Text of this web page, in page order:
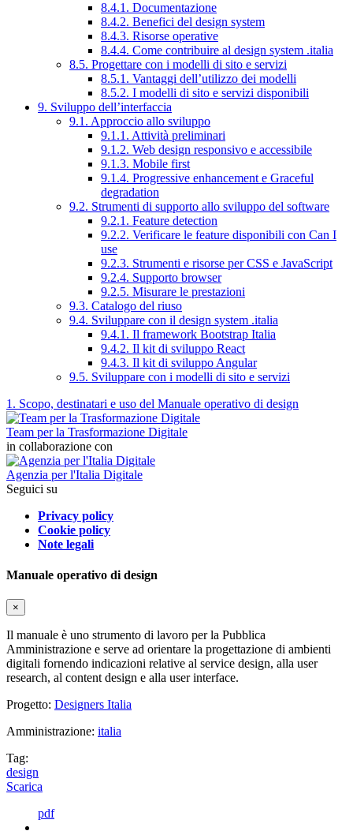
8.4.1. Documentazione
8.4.2. Benefici del design system
8.4.3. Risorse operative
8.4.4. Come contribuire al design system .italia
8.5. Progettare con i modelli di sito e servizi
8.5.1. Vantaggi dell’utilizzo dei modelli
8.5.2. I modelli di sito e servizi disponibili
9. Sviluppo dell’interfaccia
9.1. Approccio allo sviluppo
9.1.1. Attività preliminari
9.1.2. Web design responsivo e accessibile
9.1.3. Mobile first
9.1.4. Progressive enhancement e Graceful
degradation
9.2. Strumenti di supporto allo sviluppo del software
9.2.1. Feature detection
9.2.2. Verificare le feature disponibili con Can I
use
9.2.3. Strumenti e risorse per CSS e JavaScript
9.2.4. Supporto browser
9.2.5. Misurare le prestazioni
9.3. Catalogo del riuso
9.4. Sviluppare con il design system .italia
9.4.1. Il framework Bootstrap Italia
9.4.2. Il kit di sviluppo React
9.4.3. Il kit di sviluppo Angular
9.5. Sviluppare con i modelli di sito e servizi
1. Scopo, destinatari e uso del Manuale operativo di design
Team per la Trasformazione Digitale
in collaborazione con
Agenzia per l'Italia Digitale
Seguici su
Privacy policy
Cookie policy
Note legali
Manuale operativo di design
×
Il manuale è uno strumento di lavoro per la Pubblica
Amministrazione e serve ad orientare la progettazione di ambienti
digitali fornendo indicazioni relative al service design, alla user
research, al content design e alla user interface.
Progetto: Designers Italia
Amministrazione: italia
Tag:
design
Scarica
pdf